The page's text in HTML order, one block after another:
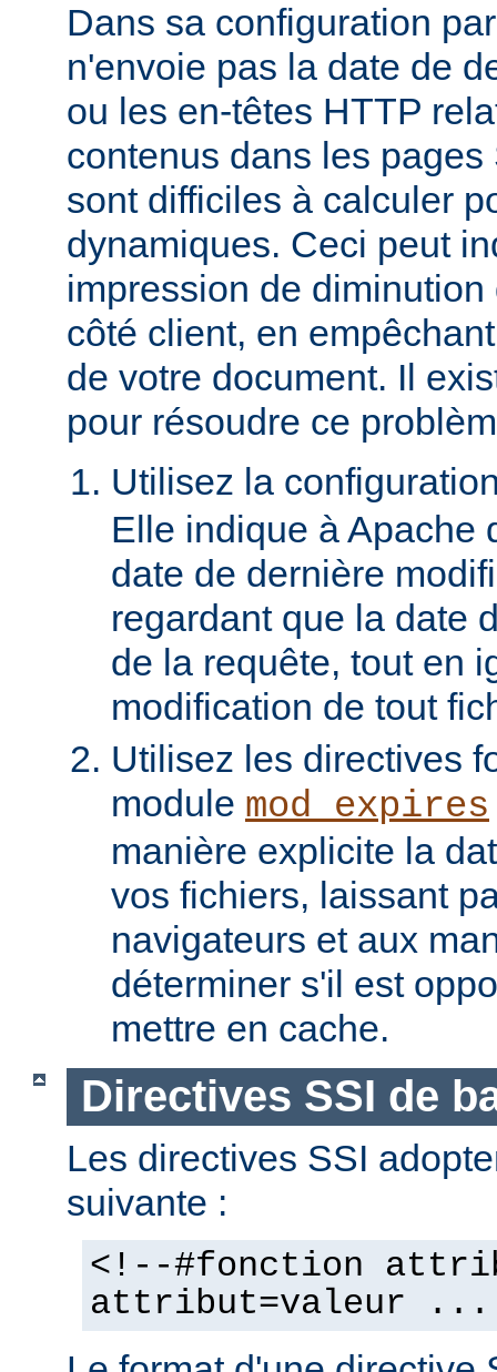
Dans sa configuration
n'envoie pas la date de
ou les en-têtes HTTP
contenus dans les
sont difficiles à calculer
dynamiques. Ceci peut
impression de
côté client, en
de votre document. Il
pour résoudre ce
Utilisez la
Elle indique à Apache
date de dernière
regardant que la date
de la requête, tout en
modification de tout
Utilisez les directives
module mod_expires
manière explicite la
vos fichiers, laissant
navigateurs et aux
déterminer s'il est
mettre en cache.
Directives SSI de
Les directives SSI
suivante :
<!--#fonction
attribut=valeur